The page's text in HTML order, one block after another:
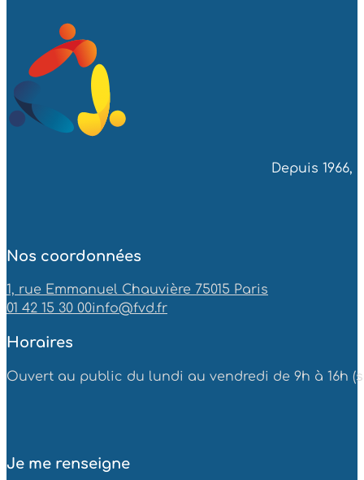
Depuis
Nos coordonnées
1, rue Emmanuel Chauvière 75015 Paris
01 42 15 30 00info@fvd.fr
Horaires
Ouvert au public du lundi au vendredi de 9h à 16h
Je me renseigne